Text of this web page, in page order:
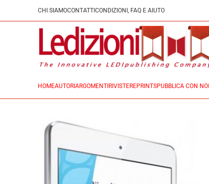
CHI SIAMOCONTATTI CONDIZIONI, FAQ E AIUTO
HOMEAUTORI ARGOMENTI RIVISTEREPRINTSPUBBLICA CON NOI